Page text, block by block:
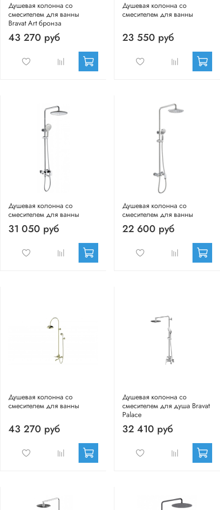
Душевая колонна со
смесителем для ванны
Bravat Art бронза
43 270 руб
Душевая колонна со
смесителем для ванны
23 550 руб
Душевая колонна со
смесителем для ванны
31 050 руб
Душевая колонна со
смесителем для ванны
22 600 руб
Душевая колонна со
смесителем для ванны
43 270 руб
Душевая колонна со
смесителем для душа Bravat
Palace
32 410 руб